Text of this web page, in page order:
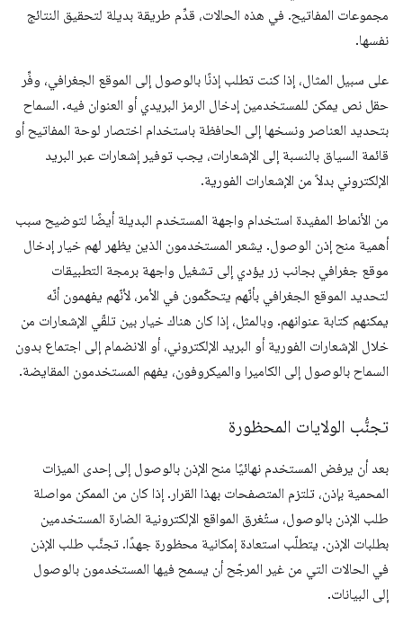
مجموعات المفاتيح. في هذه الحالات، قدِّم طريقة بديلة لتحقيق النتائج
نفسها.
على سبيل المثال، إذا كنت تطلب إذنًا بالوصول إلى الموقع الجغرافي، وفِّر
حقل نص يمكن للمستخدمين إدخال الرمز البريدي أو العنوان فيه. السماح
بتحديد العناصر ونسخها إلى الحافظة باستخدام اختصار لوحة المفاتيح أو
قائمة السياق بالنسبة إلى الإشعارات، يجب توفير إشعارات عبر البريد
الإلكتروني بدلاً من الإشعارات الفورية.
من الأنماط المفيدة استخدام واجهة المستخدم البديلة أيضًا لتوضيح سبب
أهمية منح إذن الوصول. يشعر المستخدمون الذين يظهر لهم خيار إدخال
موقع جغرافي بجانب زر يؤدي إلى تشغيل واجهة برمجة التطبيقات
لتحديد الموقع الجغرافي بأنّهم يتحكّمون في الأمر، لأنّهم يفهمون أنّه
يمكنهم كتابة عنوانهم. وبالمثل، إذا كان هناك خيار بين تلقّي الإشعارات من
خلال الإشعارات الفورية أو البريد الإلكتروني، أو الانضمام إلى اجتماع بدون
السماح بالوصول إلى الكاميرا والميكروفون، يفهم المستخدمون المقايضة.
تجنُّب الولايات المحظورة
بعد أن يرفض المستخدم نهائيًا منح الإذن بالوصول إلى إحدى الميزات
المحمية بإذن، تلتزم المتصفحات بهذا القرار. إذا كان من الممكن مواصلة
طلب الإذن بالوصول، ستُغرق المواقع الإلكترونية الضارة المستخدمين
بطلبات الإذن. يتطلّب استعادة إمكانية محظورة جهدًا. تجنَّب طلب الإذن
في الحالات التي من غير المرجّح أن يسمح فيها المستخدمون بالوصول
إلى البيانات.